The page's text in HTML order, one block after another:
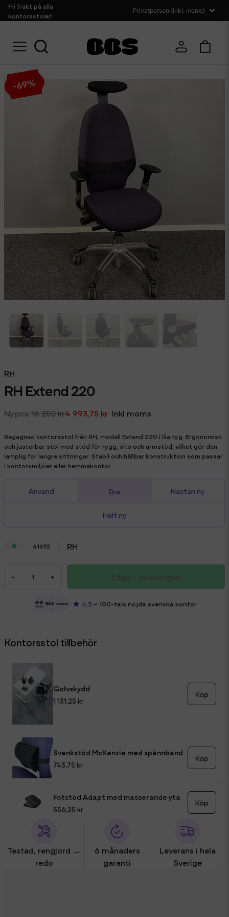
Fri frakt på alla
kontorsstolar!
Hem Sittmöbler Kontorsstolar RH Extend 220
-69%
RH
RH Extend 220
16 250 kr4 993,75 kr Inkl moms
Begagnad kontorsstol från RH, modell Extend 220 i lila tyg. Ergonomisk
och justerbar stol med stöd för rygg, sits och armstöd, vilket gör den
lämplig för längre sittningar. Stabil och hållbar konstruktion som passar
i kontorsmiljöer eller hemmakontor.
Använd Bra Nästan ny
Helt ny
41692 RH
- +
4,3 – 100-tals nöjda svenska kontor
Kontorsstol tillbehör
Golvskydd
1 131,25 kr
Köp
Svankstöd McKenzie med spännband
743,75 kr
Köp
Fotstöd Adapt med masserande yta
556,25 kr
Köp
Testad, rengjord →
redo
6 månaders
garanti
Leverans i hela
Sverige